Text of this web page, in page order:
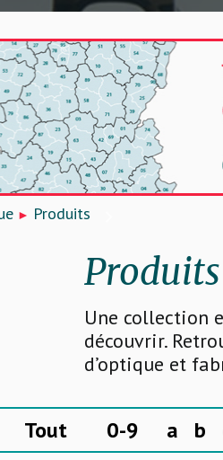
Produits
Produits
Une collection
découvrir.
d’optique et
Tout 0-9 a b